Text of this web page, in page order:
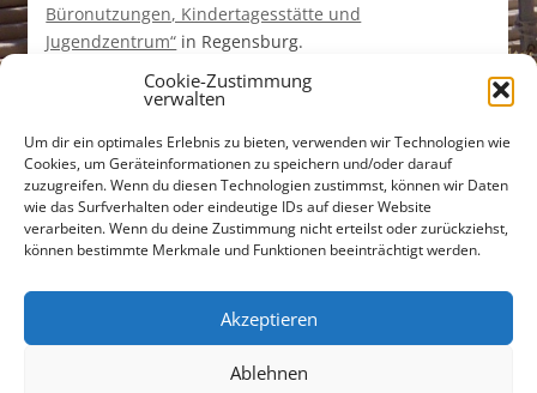
Cookie-Zustimmung
verwalten
Um dir ein optimales Erlebnis zu bieten, verwenden wir Technologien wie
Cookies, um Geräteinformationen zu speichern und/oder darauf
zuzugreifen. Wenn du diesen Technologien zustimmst, können wir Daten
wie das Surfverhalten oder eindeutige IDs auf dieser Website
verarbeiten. Wenn du deine Zustimmung nicht erteilst oder zurückziehst,
können bestimmte Merkmale und Funktionen beeinträchtigt werden.
Akzeptieren
Ablehnen
Büronutzungen, Kindertagesstätte und
Jugendzentrum“ in Regensburg.
Untere Bachgasse 15
Fax +49 (0)941 56712301